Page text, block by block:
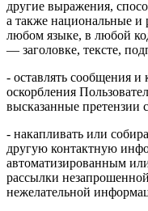
другие выражения,
а также национальные и
любом языке, в любой
— заголовке, тексте,
- оставлять сообщения
оскорбления
высказанные претензии
- накапливать или
другую контактную
автоматизированным
рассылки
нежелательной